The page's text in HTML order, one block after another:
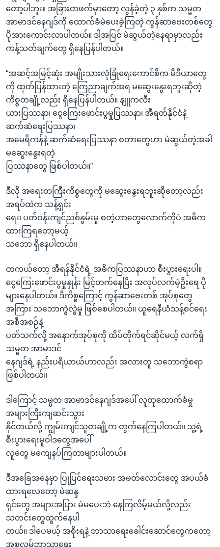
တော့ပါဘူး။ အခြားတဖက်မှာတော့ လွန်ခဲ့တဲ့ ၃ နှစ်က သမ္မတ
အာမာဒင်နေဂျဒ်ကို ထောက်ခံမဲပေးခဲ့ကြတဲ့ ကွန်ဆာဗေးတစ်တွေ
ပိုအားကောင်းလာပါတယ်။ ဒါ့အပြင် မဲဆွယ်တဲ့နေရာမှာလည်း
ကန့်သတ်ချက်တွေ ရှိနေပြန်ပါတယ်။
“အဆင့်အမြင့်ဆုံး အမျိုးသားလုံခြုံရေးကောင်စီက မီဒီယာတွေ
ကို ထုတ်ပြန်ထားတဲ့ ကြေညာချက်အရ မဆွေးနွေးရဘူးဆိုတဲ့
ကိစ္စတချို့လည်း ရှိနေပြန်ပါတယ်။ နျူကလီး
ယားပြဿနာ၊ ငွေကြေးဖောင်းပွမှုပြဿနာ၊ အီရတ်နိုင်ငံနဲ့
ဆက်ဆံရေးပြဿနာ၊
အမေရိကန်နဲ့ ဆက်ဆံရေးပြဿနာ စတာတွေဟာ မဲဆွယ်တဲ့အခါ
မဆွေးနွေးရတဲ့
ပြဿနာတွေ ဖြစ်ပါတယ်။”
ဒီလို အရေးတကြီးကိစ္စတွေကို မဆွေးနွေးရဘူးဆိုတော့လည်း
အရပ်ထဲက သန့်ရှင်း
ရေး၊ ပတ်ဝန်းကျင်ညစ်နွမ်းမှု စတဲ့ဟာတွေလောက်ကိုပဲ အဓိက
ထားကြရတော့မယ့်
သဘော ရှိနေပါတယ်။
တကယ်တော့ အီရန်နိုင်ငံရဲ့ အဓိကပြဿနာဟာ စီးပွားရေးပါ။
ငွေကြေးဖောင်းပွမှုနှုန်း မြင့်တက်နေပြီး အလုပ်လက်မဲ့ဦးရေ ပို
များနေပါတယ်။ ဒီကိစ္စကြောင့် ကွန်ဆာဗေးတစ် အုပ်စုတွေ
အကြား သဘောကွဲလွဲမှု ဖြစ်စေပါတယ်။ ယူရေနီယံသန့်စင်ရေး
အစီအစဉ်နဲ့
ပတ်သက်လို့ အနောက်အုပ်စုကို ထိပ်တိုက်ရင်ဆိုင်မယ့် လက်ရှိ
သမ္မတ အာမာဒင်
နေဂျဒ်ရဲ့ နည်းပရိယာယ်ဟာလည်း အလားတူ သဘောကွဲစရာ
ဖြစ်ပါတယ်။
ဒါကြောင့် သမ္မတ အာမာဒင်နေဂျဒ်အပေါ် လူထုထောက်ခံမှု
အများကြီးကျဆင်းသွား
နိုင်တယ်လို့ ကျွမ်းကျင်သူတချို့က တွက်နေကြပါတယ်။ သူ့ရဲ့
စီးပွားရေးမူဝါဒတွေအပေါ်
လူတွေ မကျေနပ်ကြတာများပါတယ်။
ဒီအခြေအနေမှာ ပြုပြင်ရေးသမား အမတ်လောင်းတွေ အပယ်ခံ
ထားရလေတော့ မဲဆန္ဒ
ရှင်တွေ အများအပြား မဲမပေးဘဲ နေကြလိမ့်မယ်လို့လည်း
သတင်းတွေထွက်နေပါ
တယ်။ ဒါပေမယ့် အစိုးရနဲ့ ဘာသာရေးခေါင်းဆောင်တွေကတော့
အစ္စလမ်ဘာသာရေး